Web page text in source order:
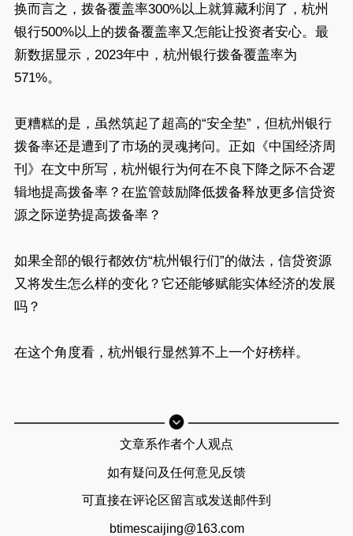
换而言之，拨备覆盖率300%以上就算藏利润了，杭州
银行500%以上的拨备覆盖率又怎能让投资者安心。最
新数据显示，2023年中，杭州银行拨备覆盖率为
571%。
更糟糕的是，虽然筑起了超高的“安全垫”，但杭州银行
拨备率还是遭到了市场的灵魂拷问。正如《中国经济周
刊》在文中所写，杭州银行为何在不良下降之际不合逻
辑地提高拨备率？在监管鼓励降低拨备释放更多信贷资
源之际逆势提高拨备率？
如果全部的银行都效仿“杭州银行们”的做法，信贷资源
又将发生怎么样的变化？它还能够赋能实体经济的发展
吗？
在这个角度看，杭州银行显然算不上一个好榜样。
文章系作者个人观点
如有疑问及任何意见反馈
可直接在评论区留言或发送邮件到
btimescaijing@163.com